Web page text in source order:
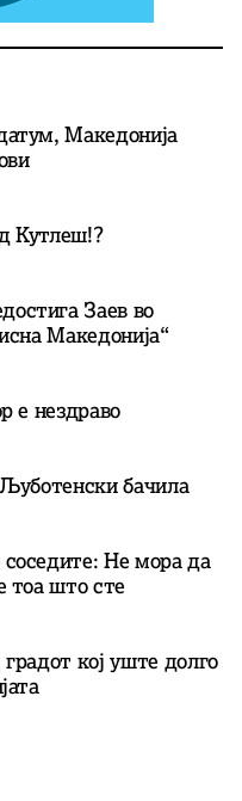
Македонија
Кутлеш!?
Заев во
Македонија“
е нездраво
бачила
Не мора да
​​тоа што сте
кој уште долго